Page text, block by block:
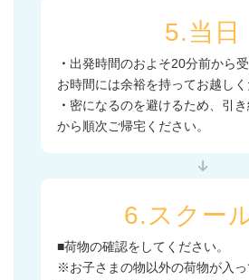
5.当日
・ 出発時間のおよそ20分前から受
お時間には余裕を持ってお越しく
・ 密になるのを避けるため、引
から順次ご帰宅ください。
6.スクー
■荷物の確認をしてください。
※お子さまの物以外の荷物が入っ